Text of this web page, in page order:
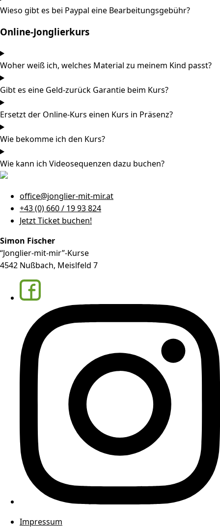
Wieso gibt es bei Paypal eine Bearbeitungsgebühr?
Online-Jonglierkurs
Woher weiß ich, welches Material zu meinem Kind passt?
Gibt es eine Geld-zurück Garantie beim Kurs?
Ersetzt der Online-Kurs einen Kurs in Präsenz?
Wie bekomme ich den Kurs?
Wie kann ich Videosequenzen dazu buchen?
office@jonglier-mit-mir.at
+43 (0) 660 / 19 93 824
Jetzt Ticket buchen!
Simon Fischer
“Jonglier-mit-mir”-Kurse
4542 Nußbach, Meislfeld 7
Impressum